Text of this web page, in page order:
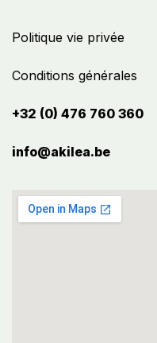
Politique vie privée
Conditions générales
+32 (0) 476 760 360
info@akilea.be​